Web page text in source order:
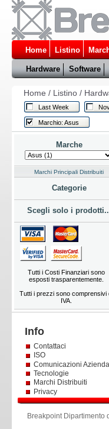
Home Listino
Hardware Software
Home / Listino/
Last Week
Marchio: Asus
Marche
Marchi Principali Distribuiti
Categorie
Scegli solo i
Tutti i Costi Finanziari sono
esposti trasparentemente.
Tutti i prezzi sono comprensivi
IVA.
Info
Contattaci
ISO
Comunicazioni Azienda
Tecnologie
Marchi Distribuiti
Privacy
Breakpoint Dipartimento